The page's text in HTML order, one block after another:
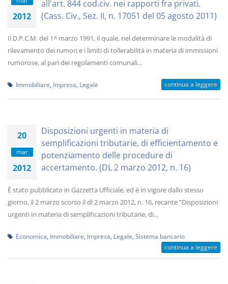
2012
all'art. 844 cod.civ. nei rapporti fra privati.
(Cass. Civ., Sez. II, n. 17051 del 05 agosto 2011)
Il D.P.C.M. del 1^ marzo 1991, il quale, nel determinare le modalità di
rilevamento dei rumori e i limiti di tollerabilità in materia di immissioni
rumorose, al pari dei regolamenti comunali...
Immobiliare Impresa Legale continua a leggere
20
mar
2012
Disposizioni urgenti in materia di
semplificazioni tributarie, di efficientamento e
potenziamento delle procedure di
accertamento. (DL 2 marzo 2012, n. 16)
È stato pubblicato in Gazzetta Ufficiale, ed è in vigore dallo stesso
giorno, il 2 marzo scorso il dl 2 marzo 2012, n. 16, recante "Disposizioni
urgenti in materia di semplificazioni tributarie, di...
Economica Immobiliare Impresa Legale Sistema bancario
continua a leggere